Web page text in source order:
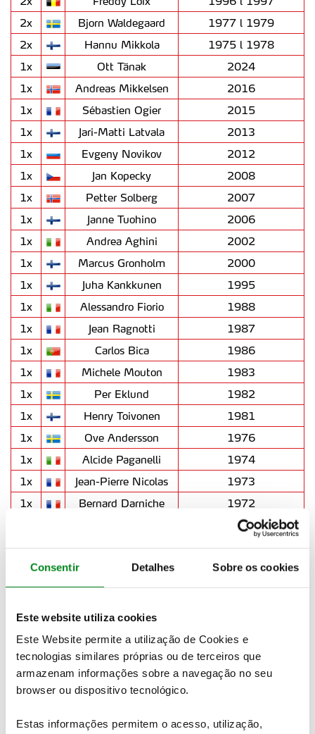
Consentir Detalhes Sobre os cookies
Este website utiliza cookies
Este Website permite a utilização de Cookies e
tecnologias similares próprias ou de terceiros que
armazenam informações sobre a navegação no seu
browser ou dispositivo tecnológico.
Estas informações permitem o acesso, utilização,
2x
Bjorn Waldegaard
1977 l 1979
2x
Hannu Mikkola
1975 l 1978
1x
Ott Tänak
2024
1x
Andreas Mikkelsen
2016
1x
Sébastien Ogier
2015
1x
Jari-Matti Latvala
2013
1x
Evgeny Novikov
2012
1x
Jan Kopecky
2008
1x
Petter Solberg
2007
1x
Janne Tuohino
2006
1x
Andrea Aghini
2002
1x
Marcus Gronholm
2000
1x
Juha Kankkunen
1995
1x
Alessandro Fiorio
1988
1x
Jean Ragnotti
1987
1x
Carlos Bica
1986
1x
Michele Mouton
1983
1x
Per Eklund
1982
1x
Henry Toivonen
1981
1x
Ove Andersson
1976
1x
Alcide Paganelli
1974
1x
Jean-Pierre Nicolas
1973
1x
Bernard Darniche
1972
1971
1x
Sandro Munari
1970
1x
José Lampreia
1969
1x
Paddy Hopkirk
1968
1x
António Peixinho
Países / Countries
14x
Finlândia / Finland
10x
França / France
Itália / Italy
5x
Espanha / Spain